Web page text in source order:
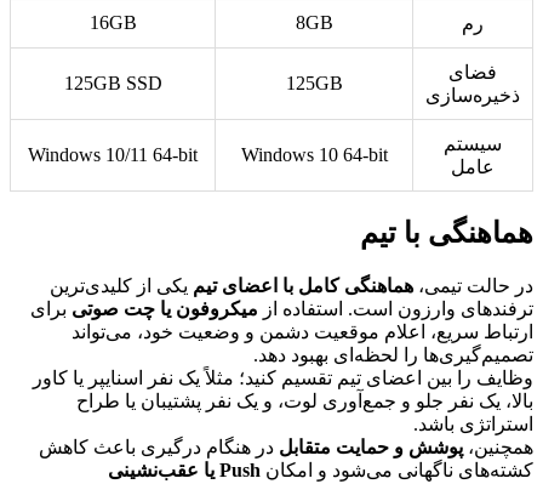
رم 8GB
16GB
فضای
ذخیره‌سازی
125GB
125GB SSD
سیستم
عامل
Windows 10 64-bit
Windows 10/11 64-bit
هماهنگی با تیم
در حالت تیمی، هماهنگی کامل با اعضای تیم یکی از کلیدی‌ترین
ترفندهای وارزون است. استفاده از میکروفون یا چت صوتی برای
ارتباط سریع، اعلام موقعیت دشمن و وضعیت خود، می‌تواند
تصمیم‌گیری‌ها را لحظه‌ای بهبود دهد.
وظایف را بین اعضای تیم تقسیم کنید؛ مثلاً یک نفر اسنایپر یا کاور
بالا، یک نفر جلو و جمع‌آوری لوت، و یک نفر پشتیبان یا طراح
استراتژی باشد.
همچنین، پوشش و حمایت متقابل در هنگام درگیری باعث کاهش
کشته‌های ناگهانی می‌شود و امکان
Push یا عقب‌نشینی